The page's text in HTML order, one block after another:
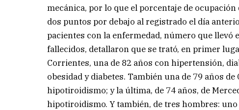
mecánica, por lo que el porcentaje de
dos puntos por debajo al registrado el día
pacientes con la enfermedad, número que llevó
fallecidos, detallaron que se trató, en primer
Corrientes, una de 82 años con hipertensión,
obesidad y diabetes. También una de 79 años
hipotiroidismo; y la última, de 74 años, de
hipotiroidismo. Y también, de tres hombres: